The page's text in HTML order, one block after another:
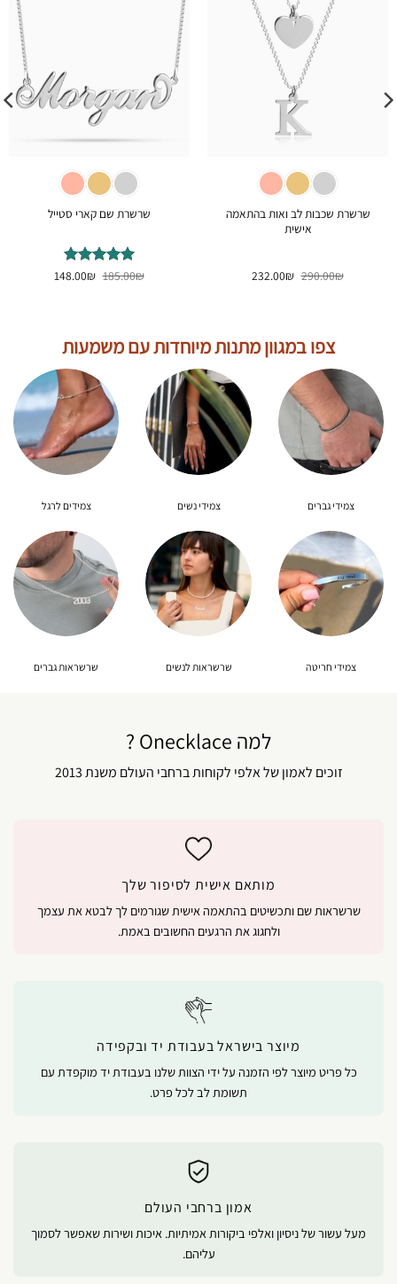
שרשרת שכבות לב ואות בהתאמה
אישית
290.00₪ המחיר
המקורי
232.00₪ המחיר
שרשרת שם קארי סטייל
דורג5 מתוך 185.00₪ המחיר
המקורי
148.00₪ המחיר
צפו במגוון מתנות מיוחדות עם משמעות
צמידי גברים צמידי נשים צמידים לרגל
צמידי חריטה שרשראות לנשים שרשראות גברים
למה Onecklace ?
זוכים לאמון של אלפי לקוחות ברחבי העולם משנת 2013
מותאם אישית לסיפור שלך
שרשראות שם ותכשיטים בהתאמה אישית שגורמים לך לבטא את עצמך
ולחגוג את הרגעים החשובים באמת.
מיוצר בישראל בעבודת יד ובקפידה
כל פריט מיוצר לפי הזמנה על ידי הצוות שלנו בעבודת יד מוקפדת עם
תשומת לב לכל פרט.
אמון ברחבי העולם
מעל עשור של ניסיון ואלפי ביקורות אמיתיות. איכות ושירות שאפשר לסמוך
עליהם.